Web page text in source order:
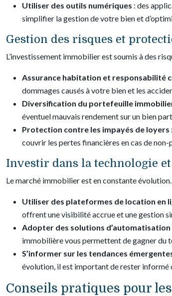
Utiliser des outils numériques : des
simplifier la gestion de votre bien et
Gestion des risques et
L’investissement immobilier est soumis à des
Assurance habitation et responsabilité
dommages causés à votre bien et les
Diversification du portefeuille
éventuel mauvais rendement sur un bien
Protection contre les impayés de loyers
couvrir les pertes financières en cas de
Investir dans la technologie
Le marché immobilier est en constante
Utiliser des plateformes de location en
offrent une visibilité accrue et une gestion
Adopter des solutions
immobilière vous permettent de gagner du
S’informer sur les tendances
évolution, il est important de rester informé
Conseils pratiques pour